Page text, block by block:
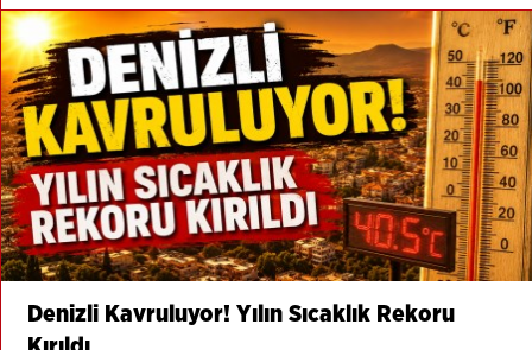
Denizli Kavruluyor! Yılın Sıcaklık Rekoru